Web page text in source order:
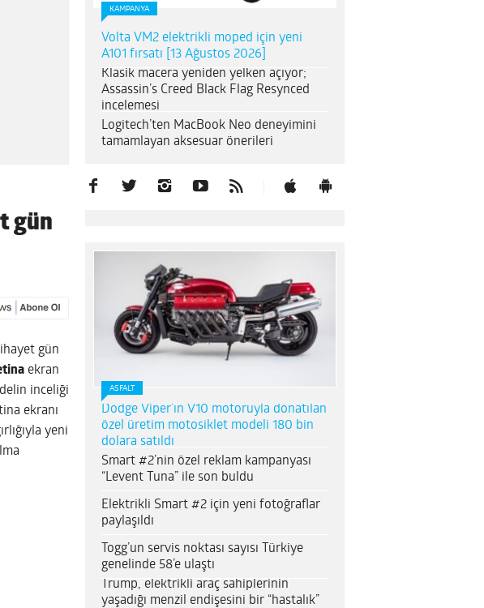
gün
gün
ekran
inceliği
ekranı
yeni
KAMPANYA
Volta VM2 elektrikli moped için yeni
A101 fırsatı [13 Ağustos 2026]
Klasik macera yeniden yelken açıyor;
Assassin’s Creed Black Flag Resynced
incelemesi
Logitech’ten MacBook Neo deneyimini
tamamlayan aksesuar önerileri
ASFALT
Dodge Viper’ın V10 motoruyla donatılan
özel üretim motosiklet modeli 180 bin
dolara satıldı
Smart #2’nin özel reklam kampanyası
“Levent Tuna” ile son buldu
Elektrikli Smart #2 için yeni fotoğraflar
paylaşıldı
Togg’un servis noktası sayısı Türkiye
genelinde 58’e ulaştı
Trump, elektrikli araç sahiplerinin
yaşadığı menzil endişesini bir “hastalık”